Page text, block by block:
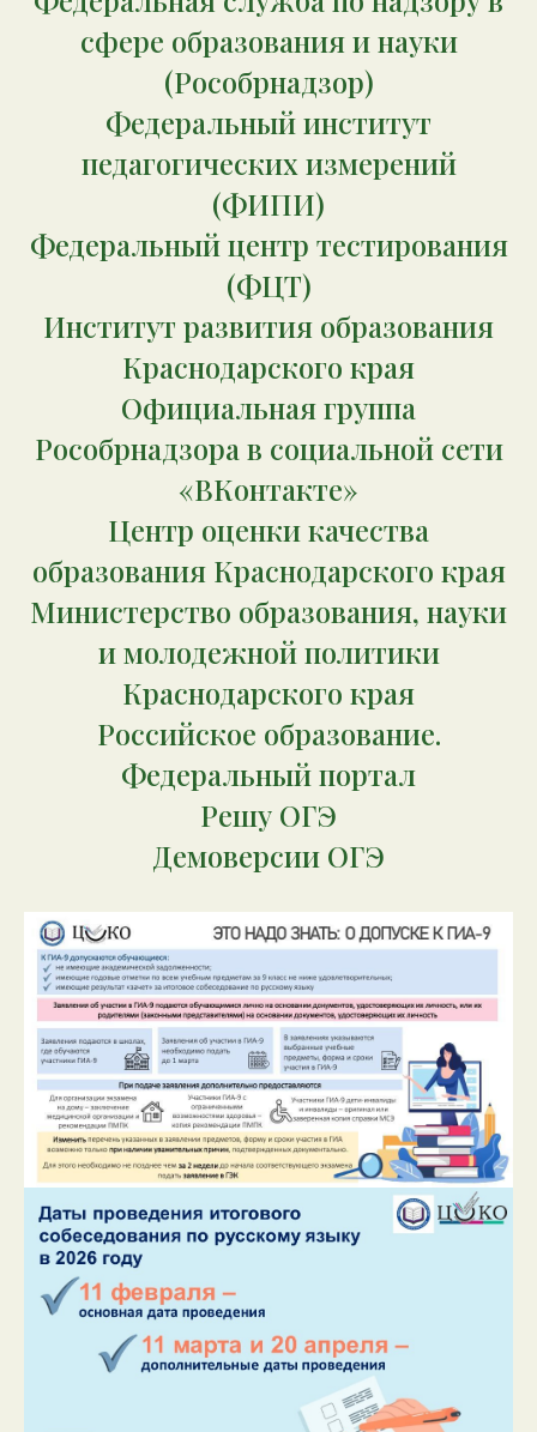
сфере образования и науки
(Рособрнадзор)
Федеральный институт
педагогических измерений
(ФИПИ)
Федеральный центр тестирования
(ФЦТ)
Институт развития образования
Краснодарского края
Официальная группа
Рособрнадзора в социальной сети
«ВКонтакте»
Центр оценки качества
образования Краснодарского края
Министерство образования, науки
и молодежной политики
Краснодарского края
Российское образование.
Федеральный портал
Решу ОГЭ
Демоверсии ОГЭ